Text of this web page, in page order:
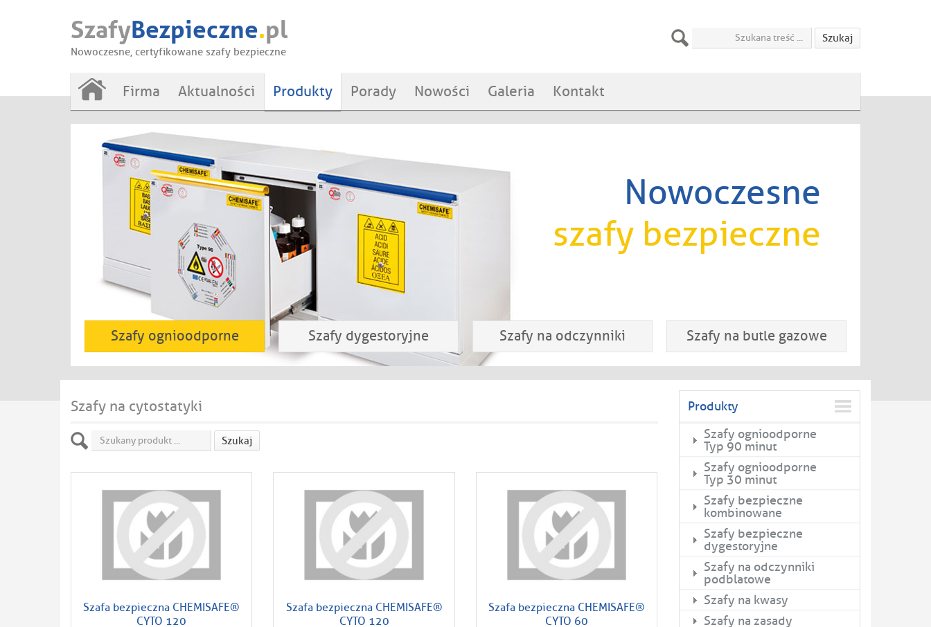
SzafyBezpieczne.pl
Nowoczesne, certyfikowane szafy bezpieczne
Szukaj
Firma Aktualności Produkty Porady Nowości Galeria Kontakt
Nowoczesne
szafy bezpieczne
Szafy ognioodporne Szafy dygestoryjne Szafy na odczynniki Szafy na butle gazowe
Szafy na cytostatyki
Szukaj
Szafa bezpieczna CHEMISAFE®
CYTO 120
Szafa bezpieczna CHEMISAFE®
CYTO 120
Szafa bezpieczna CHEMISAFE®
CYTO 60
Produkty
Szafy ognioodporne
Typ 90 minut
Szafy ognioodporne
Typ 30 minut
Szafy bezpieczne
kombinowane
Szafy bezpieczne
dygestoryjne
Szafy na odczynniki
podblatowe
Szafy na kwasy
Szafy na zasady